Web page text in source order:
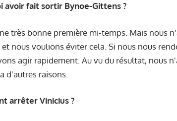
avoir fait sortir Bynoe-Gittens ?
très bonne première mi-temps. Mais nous
nous voulions éviter cela. Si nous nous
agir rapidement. Au vu du résultat, nous
d'autres raisons.
arrêter Vinicius ?